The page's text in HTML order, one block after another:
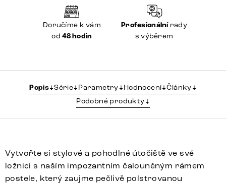
Doručíme k vám
od48 hodin
Profesionálnírady
s výběrem
Popis Série Parametry Hodnocení Články
Podobné produkty
Vytvořte si stylové a pohodlné útočiště ve své
ložnici s naším impozantním čalouněným rámem
postele, který zaujme pečlivě polstrovanou